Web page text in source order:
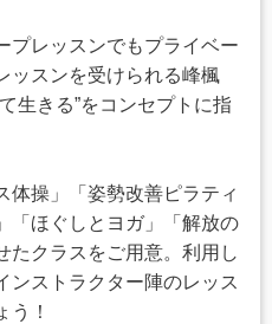
プレッスンでもプライベー
ッスンを受けられる峰楓
生きる”をコンセプトに指
体操」「姿勢改善ピラティ
「ほぐしとヨガ」「解放の
たクラスをご用意。利用し
ンストラクター陣のレッス
う！